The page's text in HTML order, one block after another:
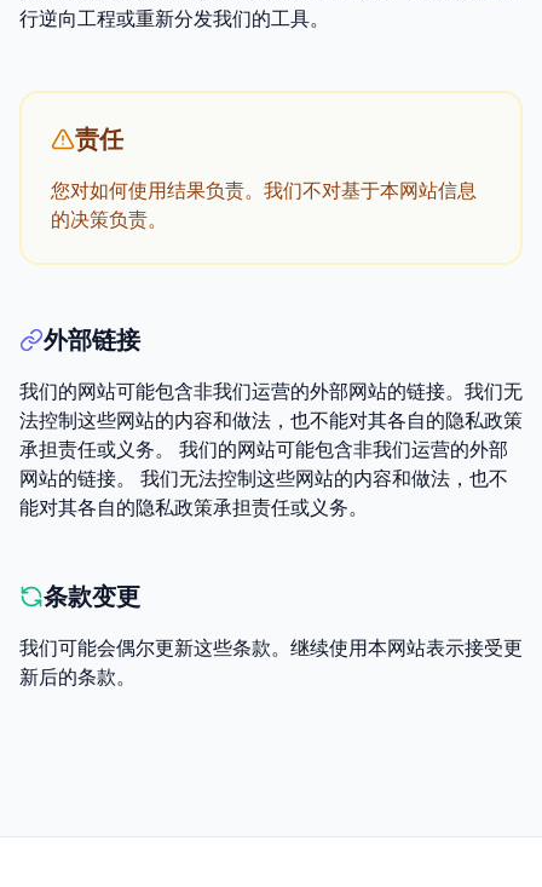
行逆向工程或重新分发我们的工具。
责任
您对如何使用结果负责。我们不对基于本网站信息
的决策负责。
外部链接
我们的网站可能包含非我们运营的外部网站的链接。我们无
法控制这些网站的内容和做法，也不能对其各自的隐私政策
承担责任或义务。 我们的网站可能包含非我们运营的外部
网站的链接。 我们无法控制这些网站的内容和做法，也不
能对其各自的隐私政策承担责任或义务。
条款变更
我们可能会偶尔更新这些条款。继续使用本网站表示接受更
新后的条款。